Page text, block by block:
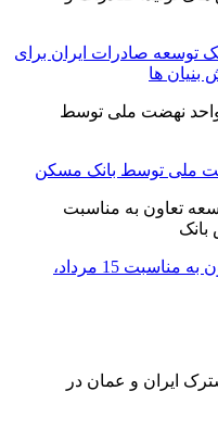
بانک توسعه صادرات ایران برای
بنیان ها
پیام مدیرعامل بانک توسعه تعاون به مناسبت 15 مرداد،